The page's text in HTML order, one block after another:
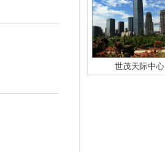
世茂天际中心